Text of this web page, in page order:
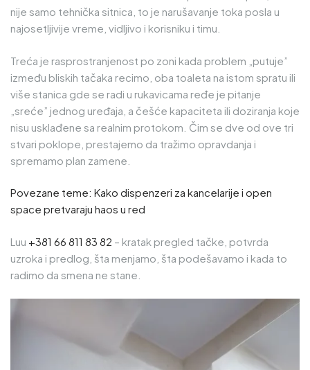
nije samo tehnička sitnica, to je narušavanje toka posla u
najosetljivije vreme, vidljivo i korisniku i timu.
Treća je rasprostranjenost po zoni kada problem „putuje”
između bliskih tačaka recimo, oba toaleta na istom spratu ili
više stanica gde se radi u rukavicama ređe je pitanje
„sreće” jednog uređaja, a češće kapaciteta ili doziranja koje
nisu usklađene sa realnim protokom. Čim se dve od ove tri
stvari poklope, prestajemo da tražimo opravdanja i
spremamo plan zamene.
Povezane teme: Kako dispenzeri za kancelarije i open
space pretvaraju haos u red
Luu +381 66 811 83 82 – kratak pregled tačke, potvrda
uzroka i predlog, šta menjamo, šta podešavamo i kada to
radimo da smena ne stane.